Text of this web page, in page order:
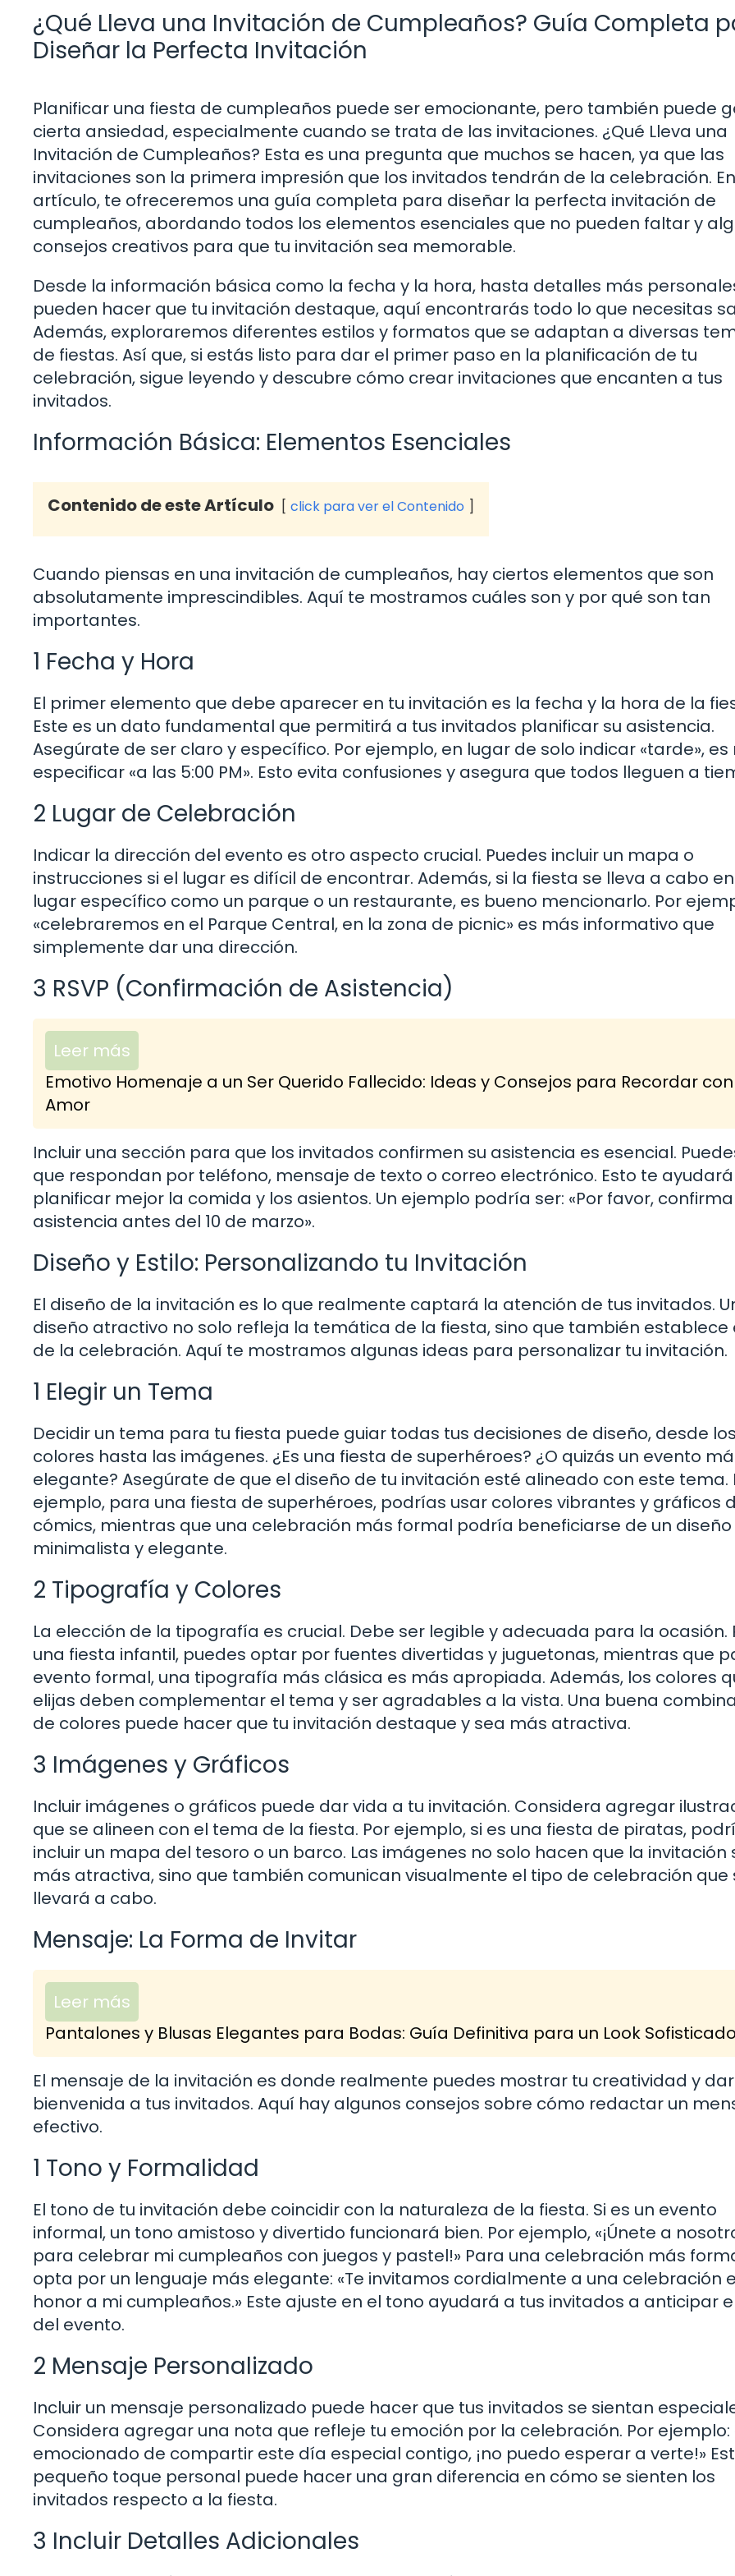
¿Qué Lleva una Invitación de Cumpleaños? Guía Completa
Diseñar la Perfecta Invitación
Planificar una fiesta de cumpleaños puede ser emocionante, pero también puede
cierta ansiedad, especialmente cuando se trata de las invitaciones. ¿Qué Lleva una
Invitación de Cumpleaños? Esta es una pregunta que muchos se hacen, ya que las
invitaciones son la primera impresión que los invitados tendrán de la celebración.
artículo, te ofreceremos una guía completa para diseñar la perfecta invitación de
cumpleaños, abordando todos los elementos esenciales que no pueden faltar y
consejos creativos para que tu invitación sea memorable.
Desde la información básica como la fecha y la hora, hasta detalles más
pueden hacer que tu invitación destaque, aquí encontrarás todo lo que necesitas
Además, exploraremos diferentes estilos y formatos que se adaptan a diversas
de fiestas. Así que, si estás listo para dar el primer paso en la planificación de tu
celebración, sigue leyendo y descubre cómo crear invitaciones que encanten a tus
invitados.
Información Básica: Elementos Esenciales
Contenido de este Artículo click para ver el Contenido
Cuando piensas en una invitación de cumpleaños, hay ciertos elementos que son
absolutamente imprescindibles. Aquí te mostramos cuáles son y por qué son tan
importantes.
1 Fecha y Hora
El primer elemento que debe aparecer en tu invitación es la fecha y la hora de la
Este es un dato fundamental que permitirá a tus invitados planificar su asistencia.
Asegúrate de ser claro y específico. Por ejemplo, en lugar de solo indicar «tarde»,
especificar «a las 5:00 PM». Esto evita confusiones y asegura que todos lleguen a
2 Lugar de Celebración
Indicar la dirección del evento es otro aspecto crucial. Puedes incluir un mapa o
instrucciones si el lugar es difícil de encontrar. Además, si la fiesta se lleva a cabo
lugar específico como un parque o un restaurante, es bueno mencionarlo. Por
«celebraremos en el Parque Central, en la zona de picnic» es más informativo que
simplemente dar una dirección.
3 RSVP (Confirmación de Asistencia)
Leer más
Emotivo Homenaje a un Ser Querido Fallecido: Ideas y Consejos para Recordar con
Amor
Incluir una sección para que los invitados confirmen su asistencia es esencial.
que respondan por teléfono, mensaje de texto o correo electrónico. Esto te
planificar mejor la comida y los asientos. Un ejemplo podría ser: «Por favor,
asistencia antes del 10 de marzo».
Diseño y Estilo: Personalizando tu Invitación
El diseño de la invitación es lo que realmente captará la atención de tus invitados.
diseño atractivo no solo refleja la temática de la fiesta, sino que también establece
de la celebración. Aquí te mostramos algunas ideas para personalizar tu invitación.
1 Elegir un Tema
Decidir un tema para tu fiesta puede guiar todas tus decisiones de diseño, desde
colores hasta las imágenes. ¿Es una fiesta de superhéroes? ¿O quizás un evento
elegante? Asegúrate de que el diseño de tu invitación esté alineado con este tema.
ejemplo, para una fiesta de superhéroes, podrías usar colores vibrantes y gráficos
cómics, mientras que una celebración más formal podría beneficiarse de un diseño
minimalista y elegante.
2 Tipografía y Colores
La elección de la tipografía es crucial. Debe ser legible y adecuada para la ocasión.
una fiesta infantil, puedes optar por fuentes divertidas y juguetonas, mientras que
evento formal, una tipografía más clásica es más apropiada. Además, los colores
elijas deben complementar el tema y ser agradables a la vista. Una buena
de colores puede hacer que tu invitación destaque y sea más atractiva.
3 Imágenes y Gráficos
Incluir imágenes o gráficos puede dar vida a tu invitación. Considera agregar
que se alineen con el tema de la fiesta. Por ejemplo, si es una fiesta de piratas,
incluir un mapa del tesoro o un barco. Las imágenes no solo hacen que la invitación
más atractiva, sino que también comunican visualmente el tipo de celebración que
llevará a cabo.
Mensaje: La Forma de Invitar
Leer más
Pantalones y Blusas Elegantes para Bodas: Guía Definitiva para un Look
El mensaje de la invitación es donde realmente puedes mostrar tu creatividad y
bienvenida a tus invitados. Aquí hay algunos consejos sobre cómo redactar un
efectivo.
1 Tono y Formalidad
El tono de tu invitación debe coincidir con la naturaleza de la fiesta. Si es un evento
informal, un tono amistoso y divertido funcionará bien. Por ejemplo, «¡Únete a
para celebrar mi cumpleaños con juegos y pastel!» Para una celebración más
opta por un lenguaje más elegante: «Te invitamos cordialmente a una celebración
honor a mi cumpleaños.» Este ajuste en el tono ayudará a tus invitados a anticipar
del evento.
2 Mensaje Personalizado
Incluir un mensaje personalizado puede hacer que tus invitados se sientan
Considera agregar una nota que refleje tu emoción por la celebración. Por ejemplo:
emocionado de compartir este día especial contigo, ¡no puedo esperar a verte!»
pequeño toque personal puede hacer una gran diferencia en cómo se sienten los
invitados respecto a la fiesta.
3 Incluir Detalles Adicionales